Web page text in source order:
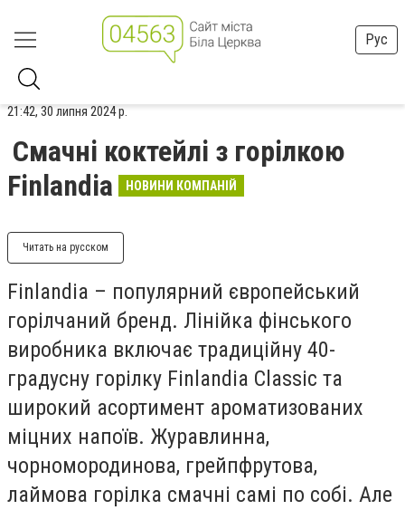
Рус
21:42, 30 липня 2024 р.
Смачні коктейлі з горілкою
Finlandia
НОВИНИ КОМПАНІЙ
Читать на русском
Finlandia – популярний європейський
горілчаний бренд. Лінійка фінського
виробника включає традиційну 40-
градусну горілку Finlandia Classic та
широкий асортимент ароматизованих
міцних напоїв. Журавлинна,
чорномородинова, грейпфрутова,
лаймова горілка смачні самі по собі. Але